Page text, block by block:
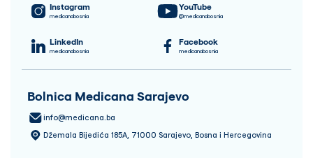
Instagram
medicanabosnia
YouTube
@medicanabosnia
LinkedIn
medicanabosnia
Facebook
medicanabosnia
Bolnica Medicana Sarajevo
info@medicana.ba
Džemala Bijedića 185A, 71000 Sarajevo, Bosna i Hercegovina